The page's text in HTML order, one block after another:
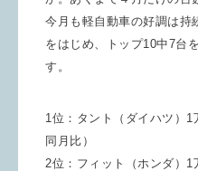
今月も軽自動車の好調は持
をはじめ、トップ10中7台
す。
1位：タント（ダイハツ）
同月比）
2位：フィット（ホンダ）1